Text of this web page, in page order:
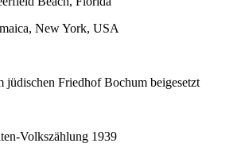
New York, USA
jüdischen Friedhof Bochum beigesetzt
Volkszählung 1939